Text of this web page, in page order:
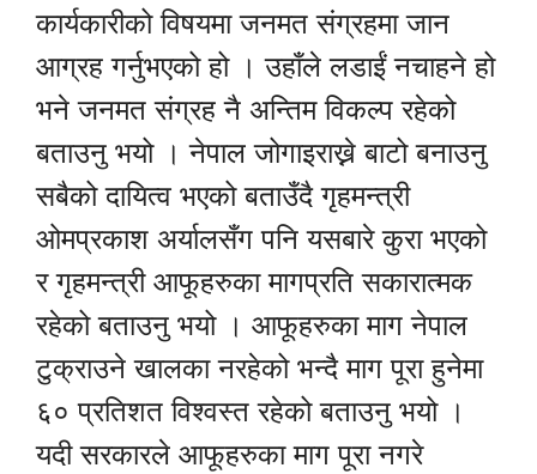
कार्यकारीको विषयमा जनमत संग्रहमा जान
आग्रह गर्नुभएको हो । उहाँले लडाईं नचाहने हो
भने जनमत संग्रह नै अन्तिम विकल्प रहेको
बताउनु भयो । नेपाल जोगाइराख्ने बाटो बनाउनु
सबैको दायित्व भएको बताउँदै गृहमन्त्री
ओमप्रकाश अर्यालसँग पनि यसबारे कुरा भएको
र गृहमन्त्री आफूहरुका मागप्रति सकारात्मक
रहेको बताउनु भयो । आफूहरुका माग नेपाल
टुक्राउने खालका नरहेको भन्दै माग पूरा हुनेमा
६० प्रतिशत विश्वस्त रहेको बताउनु भयो ।
यदी सरकारले आफूहरुका माग पूरा नगरे